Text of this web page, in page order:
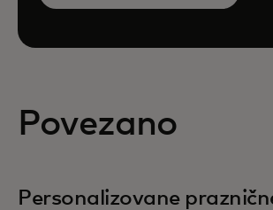
Povezano
Personalizovane